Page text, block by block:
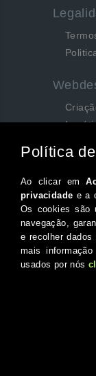
Siga-
Twitter
Canal
© 2026